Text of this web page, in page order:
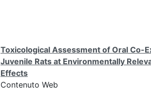
Toxicological Assessment of Oral Co-
Juvenile Rats at Environmentally
Effects
Contenuto Web